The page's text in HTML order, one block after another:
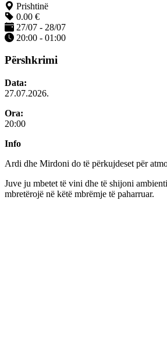
Prishtinë
0.00 €
27/07 - 28/07
20:00 - 01:00
Përshkrimi
Data:
27.07.2026.
Ora:
20:00
Info
Ardi dhe Mirdoni do të përkujdeset për
Juve ju mbetet të vini dhe të shijoni
mbretërojë në këtë mbrëmje të paharruar.